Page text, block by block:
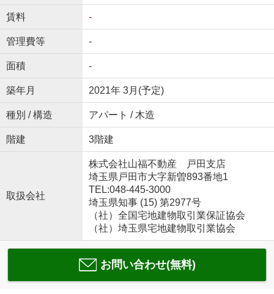
賃料 -
管理費等 -
面積 -
築年月 2021年 3月(予定)
種別 / 構造 アパート / 木造
階建 3階建
取扱会社
株式会社山福不動産 戸田支店
埼玉県戸田市大字新曽893番地1
TEL:048-445-3000
埼玉県知事 (15) 第2977号
（社）全国宅地建物取引業保証協会
（社）埼玉県宅地建物取引業協会
お問い合わせ(無料)